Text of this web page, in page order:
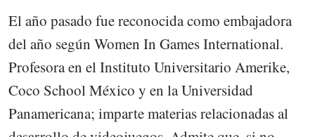
El año pasado fue reconocida como embajadora
del año según Women In Games International.
Profesora en el Instituto Universitario Amerike,
Coco School México y en la Universidad
Panamericana; imparte materias relacionadas al